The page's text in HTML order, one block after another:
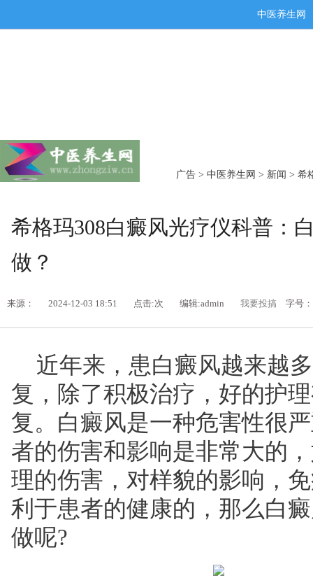
中医养生网
广告 > 中医养生网 > 新闻 > 希
希格玛308白癜风光疗仪科普：
做？
来源： 2024-12-03 18:51 点击:次 编辑:admin 我要投搞 字号：
近年来，患白癜风越来越
复，除了积极治疗，好的护
复。白癜风是一种危害性很
者的伤害和影响是非常大的
理的伤害，对样貌的影响，
利于患者的健康的，那么白
做呢?